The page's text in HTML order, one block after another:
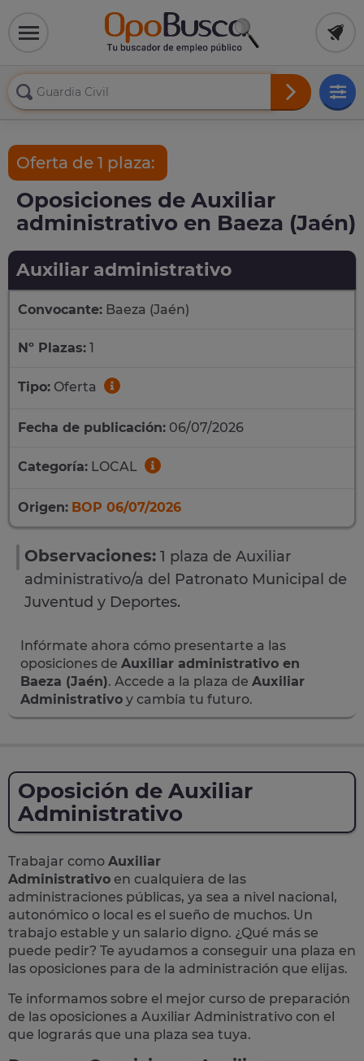
Oferta de 1 plaza:
Oposiciones de Auxiliar
administrativo en Baeza (Jaén)
Auxiliar administrativo
Convocante: Baeza (Jaén)
Nº Plazas: 1
Tipo: Oferta
Fecha de publicación: 06/07/2026
Categoría: LOCAL
Origen: BOP 06/07/2026
Observaciones: 1 plaza de Auxiliar
administrativo/a del Patronato Municipal de
Juventud y Deportes.
Infórmate ahora cómo presentarte a las
oposiciones de Auxiliar administrativo en
Baeza (Jaén). Accede a la plaza de Auxiliar
Administrativo y cambia tu futuro.
Oposición de Auxiliar
Administrativo
Trabajar como Auxiliar
Administrativo en cualquiera de las
administraciones públicas, ya sea a nivel nacional,
autonómico o local es el sueño de muchos. Un
trabajo estable y un salario digno. ¿Qué más se
puede pedir? Te ayudamos a conseguir una plaza en
las oposiciones para de la administración que elijas.
Te informamos sobre el mejor curso de preparación
de las oposiciones a Auxiliar Administrativo con el
que lograrás que una plaza sea tuya.